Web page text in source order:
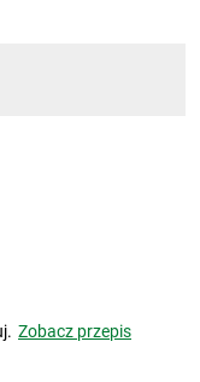
Zobacz przepis